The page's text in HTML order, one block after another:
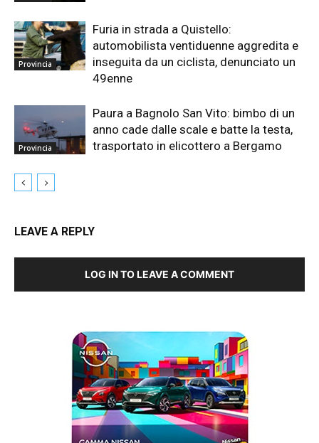
Provincia
Furia in strada a Quistello:
automobilista ventiduenne aggredita e
inseguita da un ciclista, denunciato un
49enne
Provincia
Paura a Bagnolo San Vito: bimbo di un
anno cade dalle scale e batte la testa,
trasportato in elicottero a Bergamo
LEAVE A REPLY
LOG IN TO LEAVE A COMMENT